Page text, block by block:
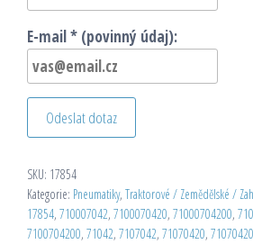
E-mail * (povinný údaj):
Odeslat dotaz
SKU: 17854
Kategorie: Pneumatiky, Traktorové / Zemědělské /
17854, 710007042, 7100070420, 71000704200,
7100704200, 71042, 7107042, 71070420,